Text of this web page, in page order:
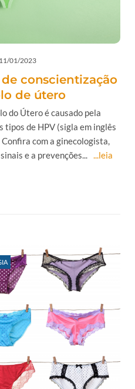
11/01/2023
conscientização
de útero
do Útero é causado pela
tipos de HPV (sigla em inglês
com a ginecologista,
e a prevenções... ...leia